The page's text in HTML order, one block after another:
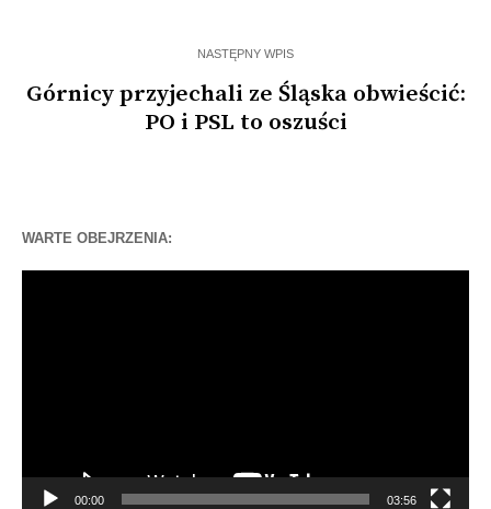
NASTĘPNY WPIS
Górnicy przyjechali ze Śląska obwieścić:
PO i PSL to oszuści
WARTE OBEJRZENIA:
00:00 03:56